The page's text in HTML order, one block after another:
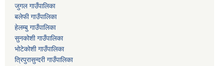
जुगल गाउँपालिका
बलेफी गाउँपालिका
हेलम्बु गाउँपालिका
सुनकोशी गाउँपालिका
भोटेकोशी गाउँपालिका
त्रिपुरासुन्दरी गाउँपालिका